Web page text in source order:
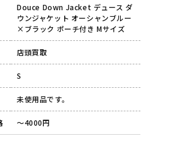
Douce Down Jacket デュース ダ
ウンジャケット オーシャンブルー
×ブラック ポーチ付き Mサイズ
店頭買取
S
未使用品です。
～4000円